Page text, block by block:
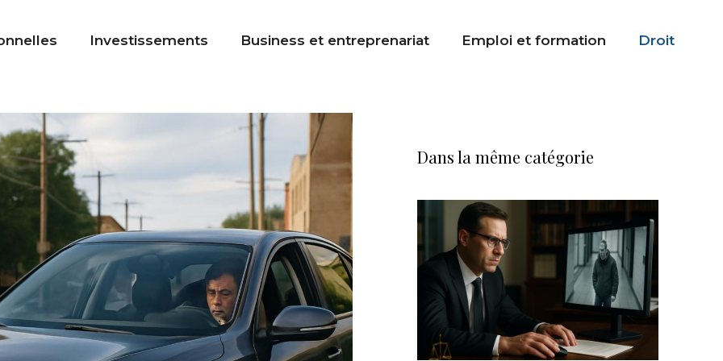
Investissements Business et entreprenariat Emploi et formation Droit
Dans la même catégorie